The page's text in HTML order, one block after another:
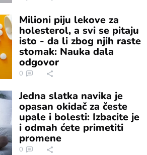
Milioni piju lekove za
holesterol, a svi se pitaju
isto - da li zbog njih raste
stomak: Nauka dala
odgovor
0
Jedna slatka navika je
opasan okidač za česte
upale i bolesti: Izbacite je
i odmah ćete primetiti
promene
0